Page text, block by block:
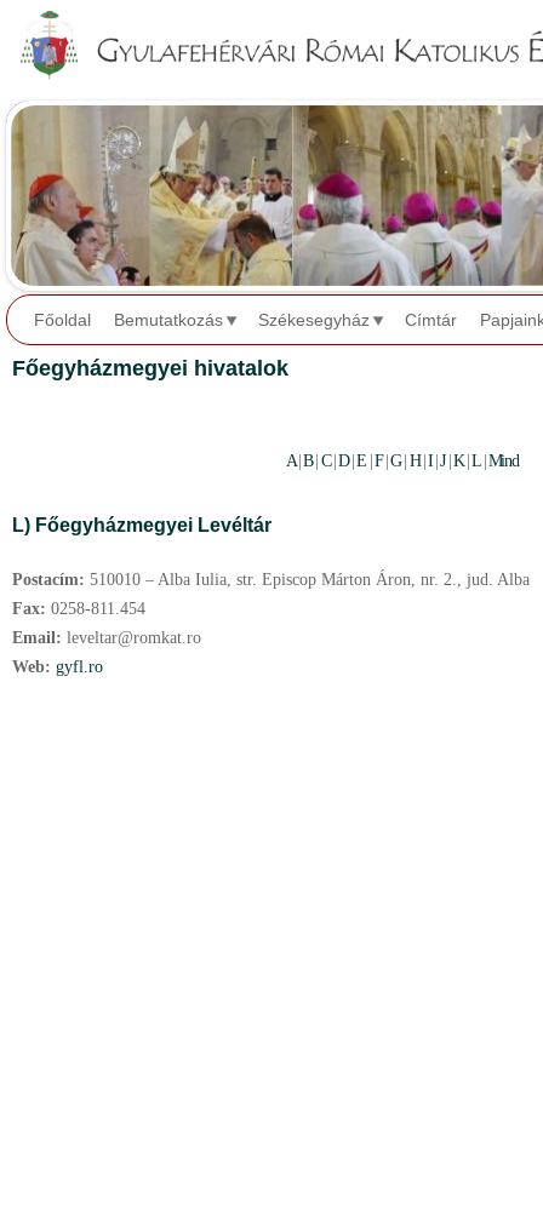
Főoldal Bemutatkozás Székesegyház Címtár
Főegyházmegyei hivatalok
A|B C D |E F |G H |I |J K |L Mind
L) Főegyházmegyei Levéltár
Postacím: 510010 – Alba Iulia, str. Episcop Márton Áron, nr. 2., jud. Alba
Fax: 0258-811.454
Email: leveltar@romkat.ro
Web: gyfl.ro